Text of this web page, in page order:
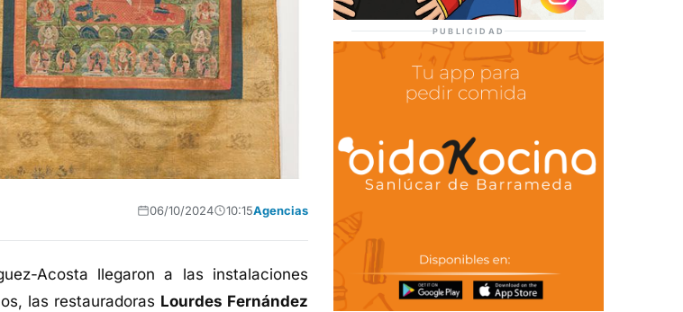
06/10/2024 10:15Agencias
Acosta llegaron a las instalaciones
las restauradoras Lourdes Fernández
PUBLICIDAD